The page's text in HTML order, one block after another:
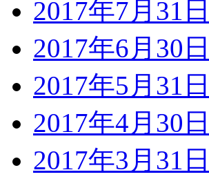
2017年7月31
2017年6月30
2017年5月31
2017年4月30
2017年3月31